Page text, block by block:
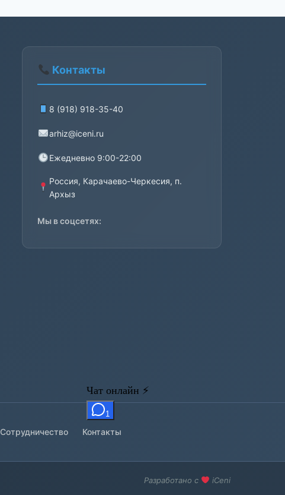
Контакты
8 (918) 918-35-40
arhiz@iceni.ru
Ежедневно 9:00-22:00
Россия, Карачаево-Черкесия, п.
Архыз
Мы в соцсетях:
Сотрудничество Контакты
Разработано с iCeni